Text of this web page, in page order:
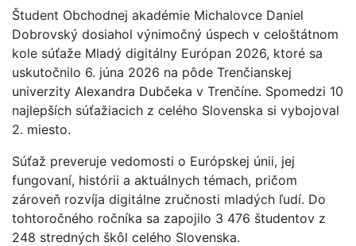
Študent Obchodnej akadémie Michalovce Daniel
Dobrovský dosiahol výnimočný úspech v celoštátnom
kole súťaže Mladý digitálny Európan 2026, ktoré sa
uskutočnilo 6. júna 2026 na pôde Trenčianskej
univerzity Alexandra Dubčeka v Trenčíne. Spomedzi 10
najlepších súťažiacich z celého Slovenska si vybojoval
2. miesto.
Súťaž preveruje vedomosti o Európskej únii, jej
fungovaní, histórii a aktuálnych témach, pričom
zároveň rozvíja digitálne zručnosti mladých ľudí. Do
tohtoročného ročníka sa zapojilo 3 476 študentov z
248 stredných škôl celého Slovenska.